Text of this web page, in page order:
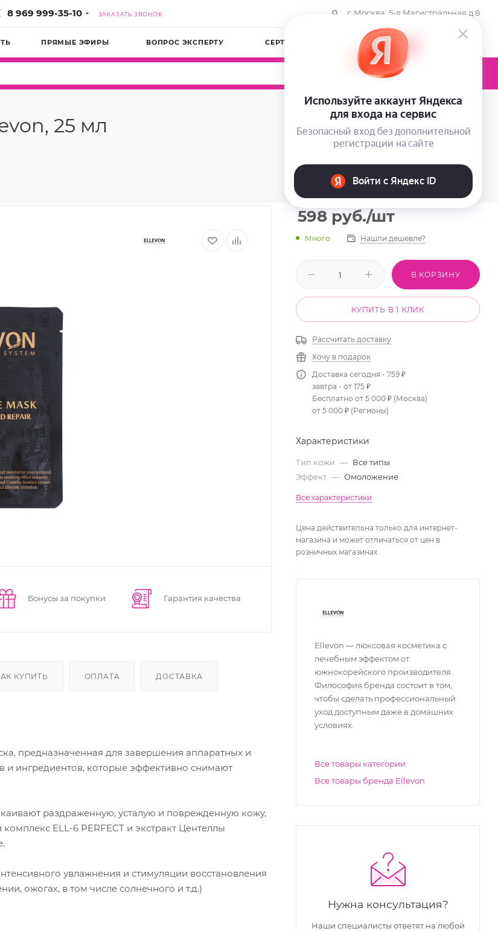
8 969 999-35-10 ЗАКАЗАТЬ ЗВОНОК г. Москва, 5-я Магистральная д.8
ПРЯМЫЕ ЭФИРЫ ВОПРОС ЭКСПЕРТУ СЕРТИФИКАТЫ КОМПАНИЯ
0
25 мл
Бонусы за покупки Гарантия качества
КУПИТЬ ОПЛАТА ДОСТАВКА
предназначенная для завершения аппаратных и
и ингредиентов, которые эффективно снимают
раздраженную, усталую и поврежденную кожу,
ELL-6 PERFECT и экстракт Центеллы
увлажнения и стимуляции восстановления
ожогах, в том числе солнечного и т.д.)
598 руб./шт
Много Нашли дешевле?
В КОРЗИНУ
КУПИТЬ В 1 КЛИК
Рассчитать доставку
Хочу в подарок
Доставка сегодня - 759 ₽
завтра - от 175 ₽
Бесплатно от 5 000 ₽ (Москва)
от 5 000 ₽ (Регионы)
Характеристики
Тип кожи — Все типы
Эффект — Омоложение
Все характеристики
Цена действительна только для интернет-
магазина и может отличаться от цен в
розничных магазинах
Ellevon — люксовая косметика с
лечебным эффектом от
южнокорейского производителя.
Философия бренда состоит в том,
чтобы сделать профессиональный
уход доступным даже в домашних
условиях.
Все товары категории
Все товары бренда Ellevon
Нужна консультация?
Наши специалисты ответят на любой